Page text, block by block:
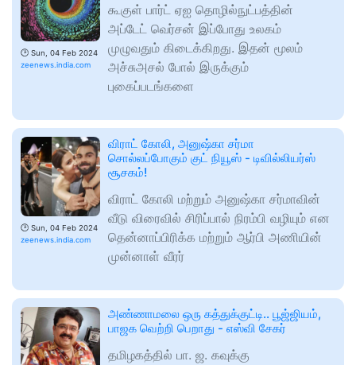
🕑 Sun, 04 Feb 2024
zeenews.india.com
கூகுள் பார்ட் ஏஐ தொழில்நுட்பத்தின்
அப்டேட் வெர்சன் இப்போது உலகம்
முழுவதும் கிடைக்கிறது. இதன் மூலம்
அச்சுஅசல் போல் இருக்கும்
புகைப்படங்களை
🕑 Sun, 04 Feb 2024
zeenews.india.com
விராட் கோலி, அனுஷ்கா சர்மா
சொல்லப்போகும் குட் நியூஸ் - டிவில்லியர்ஸ்
சூசகம்!
விராட் கோலி மற்றும் அனுஷ்கா சர்மாவின்
வீடு விரைவில் சிரிப்பால் நிரம்பி வழியும் என
தென்னாப்பிரிக்க மற்றும் ஆர்பி அணியின்
முன்னாள் வீரர்
அண்ணாமலை ஒரு கத்துக்குட்டி.. பூஜ்ஜியம்,
பாஜக வெற்றி பெறாது - எஸ்வி சேகர்
தமிழகத்தில் பா. ஜ. கவுக்கு